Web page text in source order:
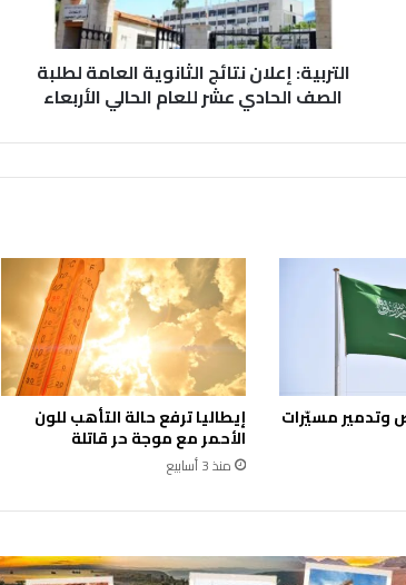
ن
ت
ج
ا
ل
ا
و
ي
ع
م
التربية: إعلان نتائج الثانوية العامة لطلبة
الصف الحادي عشر للعام الحالي الأربعاء
وتدمير مسيّرات إيطاليا ترفع حالة التأهب للون
الأحمر مع موجة حر قاتلة
منذ 3 أسابيع